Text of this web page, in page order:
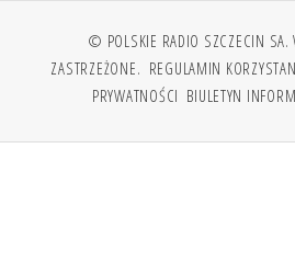
© POLSKIE RADIO SZCZECIN SA.
ZASTRZEŻONE. REGULAMIN
PRYWATNOŚCI BIULETYN